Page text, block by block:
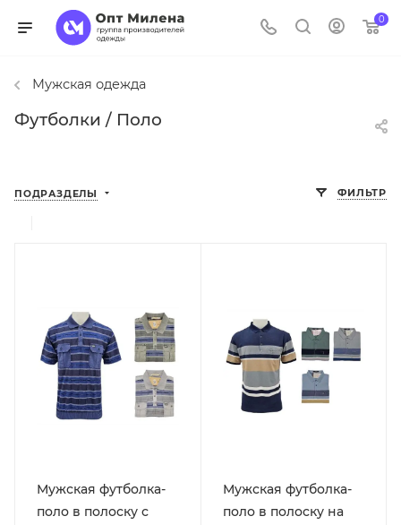
0
Мужская одежда
Футболки / Поло
ПОДРАЗДЕЛЫ ФИЛЬТР
Мужская футболка-
поло в полоску с
Мужская футболка-
поло в полоску на